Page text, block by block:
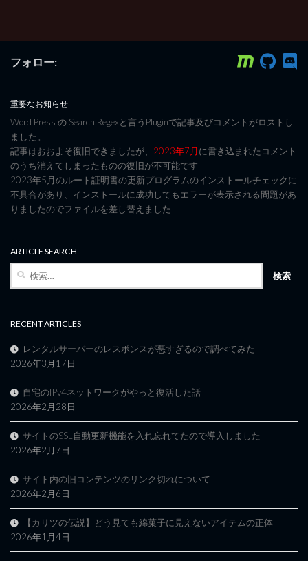
フォロー:
重要なお知らせ
Word Press の Search Regexと言うPluginで記事及びコメントがロストし
ました。
記事はおおよそ復旧できましたが、 2023年7月に書き込まれたコメント
のうち消えてしまったものの復旧が不可能です
2023年5月のルート証明書の更新プログラムのインストールチェックに
不具合があり、インストールに成功してもエラーが表示される問題があ
りましたのでファイルを差し替えました
ARTICLE SEARCH
検
RECENT ARTICLES
レンタルサーバーのレスポンスが悪すぎるので調べてみた
2026年3月17日
自宅のIPv4ネットワークがやっと復活した話
2026年2月28日
サイトのSSL自動更新機能を入れ忘れてたので導入しました
2026年2月7日
サイト内の旧コンテンツのリンク切れについて
2026年2月6日
【カリツの伝説】どう見ても綿菓子に見えないアイテムの正体
2026年1月4日